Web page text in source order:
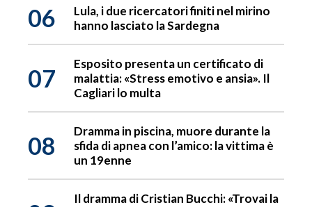
06
Lula, i due ricercatori finiti nel mirino
hanno lasciato la Sardegna
07
Esposito presenta un certificato di
malattia: «Stress emotivo e ansia». Il
Cagliari lo multa
08
Dramma in piscina, muore durante la
sfida di apnea con l’amico: la vittima è
un 19enne
Il dramma di Cristian Bucchi: «Trovai la